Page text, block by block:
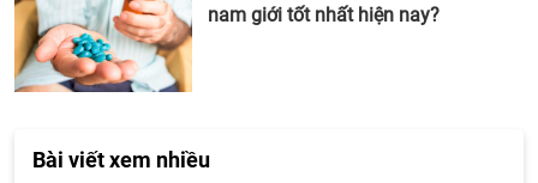
nam giới tốt nhất hiện nay?
Bài viết xem nhiều